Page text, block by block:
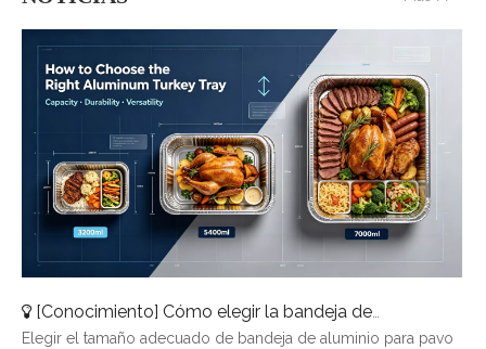
[Conocimiento] Cómo elegir la bandeja de aluminio para pavo adecuada: una guía de tamaños completa
Elegir el tamaño adecuado de bandeja de aluminio para pavo